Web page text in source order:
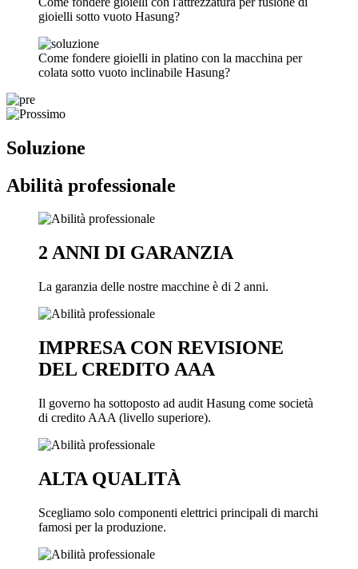
gioielli sotto vuoto Hasung?
Come fondere gioielli in platino con la macchina per
colata sotto vuoto inclinabile Hasung?
Soluzione
Abilità professionale
2 ANNI DI GARANZIA
La garanzia delle nostre macchine è di 2 anni.
IMPRESA CON REVISIONE
DEL CREDITO AAA
Il governo ha sottoposto ad audit Hasung come società
di credito AAA (livello superiore).
ALTA QUALITÀ
Scegliamo solo componenti elettrici principali di marchi
famosi per la produzione.